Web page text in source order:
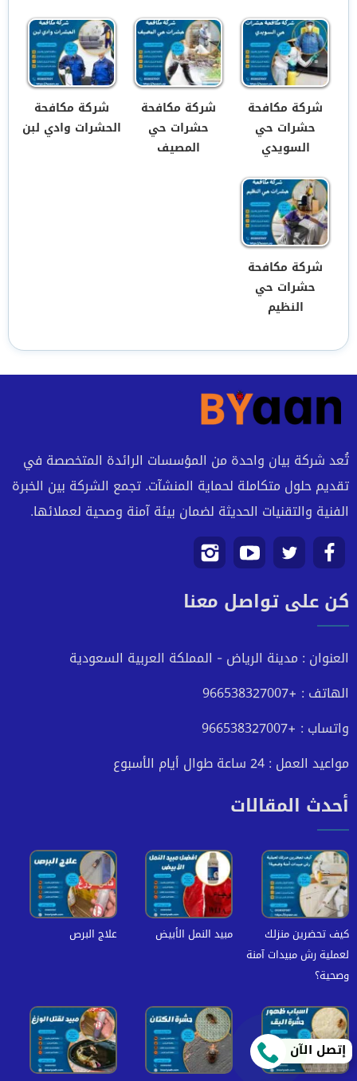
شركة مكافحة
حشرات حي
السويدي
شركة مكافحة
حشرات حي
المصيف
شركة مكافحة
الحشرات وادي لبن
شركة مكافحة
حشرات حي
النظيم
تُعد شركة بيان واحدة من المؤسسات الرائدة المتخصصة في
تقديم حلول متكاملة لحماية المنشآت. تجمع الشركة بين الخبرة
الفنية والتقنيات الحديثة لضمان بيئة آمنة وصحية لعملائها.
تابعنا
على
تابعنا
على
تابعنا
على
تابعنا
على
انستجرام
كن على تواصل معنا
العنوان : مدينة الرياض - المملكة العربية السعودية
الهاتف : +966538327007
واتساب : +966538327007
مواعيد العمل : 24 ساعة طوال أيام الأسبوع
أحدث المقالات
كيف تحضرين منزلك
لعملية رش مبيدات آمنة
وصحية؟
مبيد النمل الأبيض علاج البرص
إتصل الآن